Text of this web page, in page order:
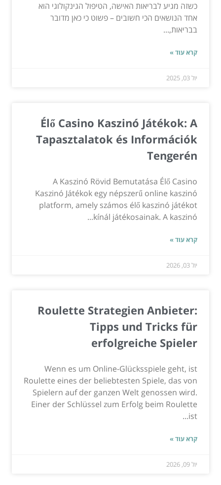
כשזה מגיע לבריאות האישה, הטיפול הגינקולוגי הוא
אחד הנושאים הכי חשובים – פשוט כי כאן מדובר
בבריאות,...
קרא עוד »
יול 03, 2025
Élő Casino Kaszinó Játékok: A
Tapasztalatok és Információk
Tengerén
A Kaszinó Rövid Bemutatása Élő Casino
Kaszinó Játékok egy népszerű online kaszinó
platform, amely számos élő kaszinó játékot
kínál játékosainak. A kaszinó...
קרא עוד »
יול 03, 2026
Roulette Strategien Anbieter:
Tipps und Tricks für
erfolgreiche Spieler
Wenn es um Online-Glücksspiele geht, ist
Roulette eines der beliebtesten Spiele, das von
Spielern auf der ganzen Welt genossen wird.
Einer der Schlüssel zum Erfolg beim Roulette
ist...
קרא עוד »
יול 09, 2026